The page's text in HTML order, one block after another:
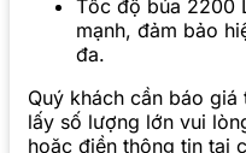
Tốc độ búa 2200
mạnh, đảm bảo
đa.
Quý khách cần báo
lấy số lượng lớn vui
hoặc điền thông tin tại